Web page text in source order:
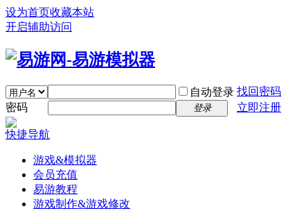
设为首页收藏本站
开启辅助访问
自动登录 找回密码
密码
登录 立即注册
快捷导航
游戏&模拟器
会员充值
易游教程
游戏制作&游戏修改